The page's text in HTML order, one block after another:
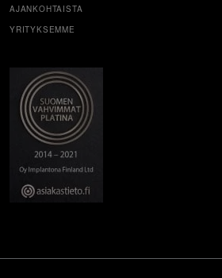
AJANKOHTAISTA
YRITYKSEMME